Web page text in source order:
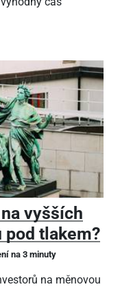
vyšších
pod tlakem?
na 3 minuty
na měnovou